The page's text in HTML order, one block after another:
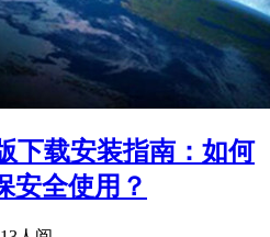
下载安装指南：如何
安全使用？